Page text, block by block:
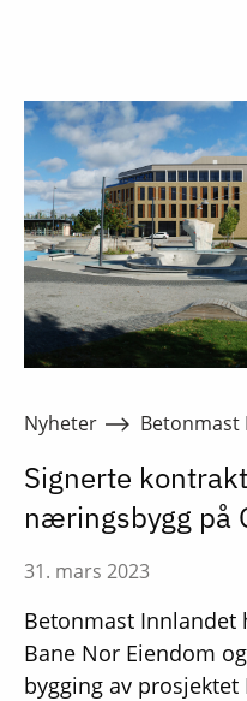
Nyheter Betonmast
Signerte
næringsbygg på
31. mars 2023
Betonmast Innlandet
Bane Nor Eiendom
bygging av